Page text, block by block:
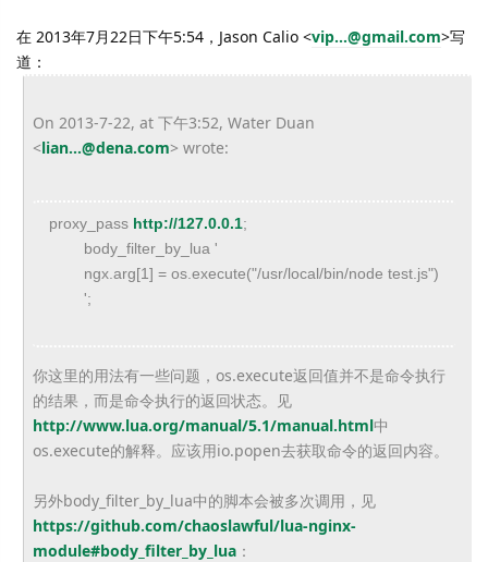
在 2013年7月22日下午5:54，Jason Calio <vip...@gmail.com>写
道：
On 2013-7-22, at 下午3:52, Water Duan
<lian...@dena.com> wrote:
proxy_pass http://127.0.0.1;
body_filter_by_lua '
ngx.arg[1] = os.execute("/usr/local/bin/node test.js")
';
你这里的用法有一些问题，os.execute返回值并不是命令执行
的结果，而是命令执行的返回状态。见
http://www.lua.org/manual/5.1/manual.html中
os.execute的解释。应该用io.popen去获取命令的返回内容。
另外body_filter_by_lua中的脚本会被多次调用，见
https://github.com/chaoslawful/lua-nginx-
module#body_filter_by_lua：